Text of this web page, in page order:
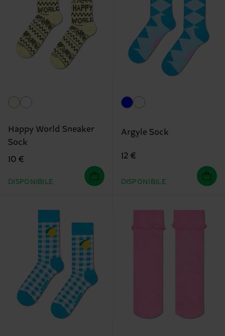
Happy World Sneaker
Sock
10 €
DISPONIBILE
Argyle Sock
12 €
DISPONIBILE